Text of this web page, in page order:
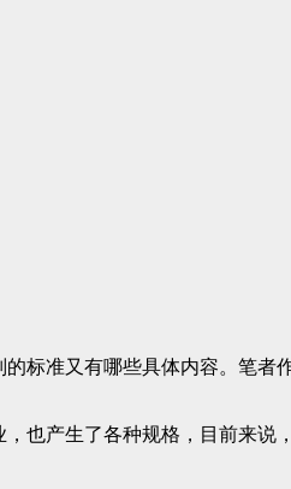
标准又有哪些具体内容。笔者
也产生了各种规格，目前来说